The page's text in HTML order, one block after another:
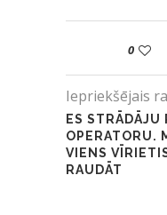
0
Iepriekšējais
ES STRĀDĀJU
OPERATORU.
VIENS
RAUDĀT